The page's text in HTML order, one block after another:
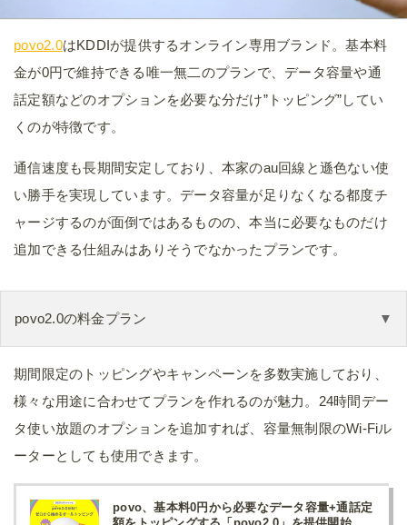
povo2.0はKDDIが提供するオンライン専用ブランド。基本料
金が0円で維持できる唯一無二のプランで、データ容量や通
話定額などのオプションを必要な分だけ”トッピング”してい
くのが特徴です。
通信速度も長期間安定しており、本家のau回線と遜色ない使
い勝手を実現しています。データ容量が足りなくなる都度チ
ャージするのが面倒ではあるものの、本当に必要なものだけ
追加できる仕組みはありそうでなかったプランです。
povo2.0の料金プラン
期間限定のトッピングやキャンペーンを多数実施しており、
様々な用途に合わせてプランを作れるのが魅力。24時間デー
タ使い放題のオプションを追加すれば、容量無制限のWi-Fiル
ーターとしても使用できます。
povo、基本料0円から必要なデータ容量+通話定